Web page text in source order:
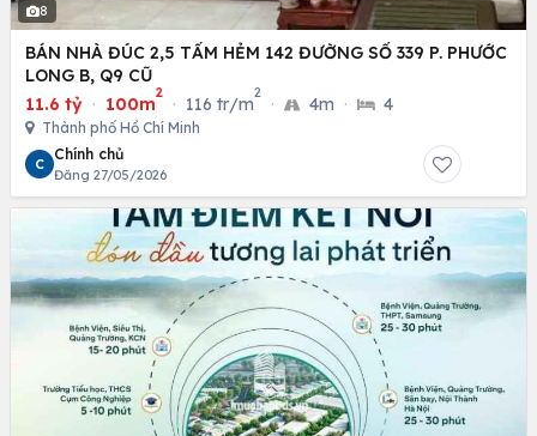
8
BÁN NHÀ ĐÚC 2,5 TẤM HẺM 142 ĐƯỜNG SỐ 339 P. PHƯỚC
LONG B, Q9 CŨ
11.6 tỷ · 100m
2
· 116 tr/m
2
· 4m · 4
Thành phố Hồ Chí Minh
C
Chính chủ
Đăng 27/05/2026